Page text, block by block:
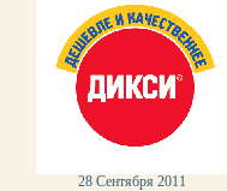
28 Сентября 2011